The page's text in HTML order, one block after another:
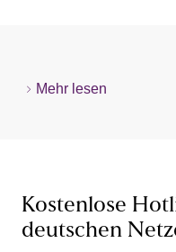
Mehr lesen
Kostenlose
deutschen